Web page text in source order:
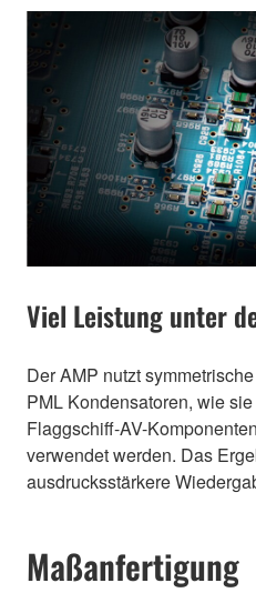
Viel Leistung unter
Der AMP nutzt
PML Kondensatoren, wie
Flaggschiff-AV-
verwendet werden. Das
ausdrucksstärkere
Maßanfertigung